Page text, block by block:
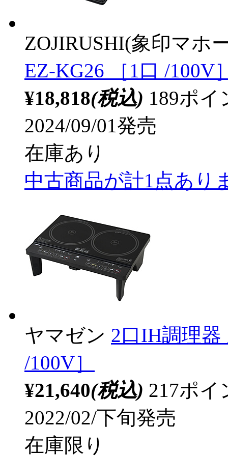
ZOJIRUSHI(象印マホ
EZ-KG26 ［1口 /100V
¥18,818(税込) 189ポ
2024/09/01発売
在庫あり
中古商品が計1点あり
ヤマゼン 2口IH調理器
/100V］
¥21,640(税込) 217ポ
2022/02/下旬発売
在庫限り